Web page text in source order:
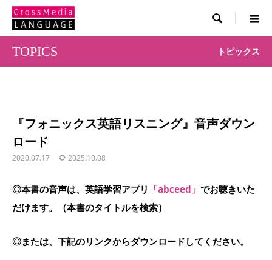

TOPICS トピックス
『フォニックス英語リスニング』音声ダウン
ロード
2020.07.17 2025.10.08
◎本書の音声は、英語学習アプリ 「abceed」 でお聴きいた
だけます。（本書のタイトルを検索）
◎または、下記のリンクからダウンロードしてください。